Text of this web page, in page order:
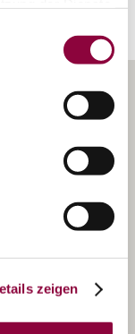
zeigen